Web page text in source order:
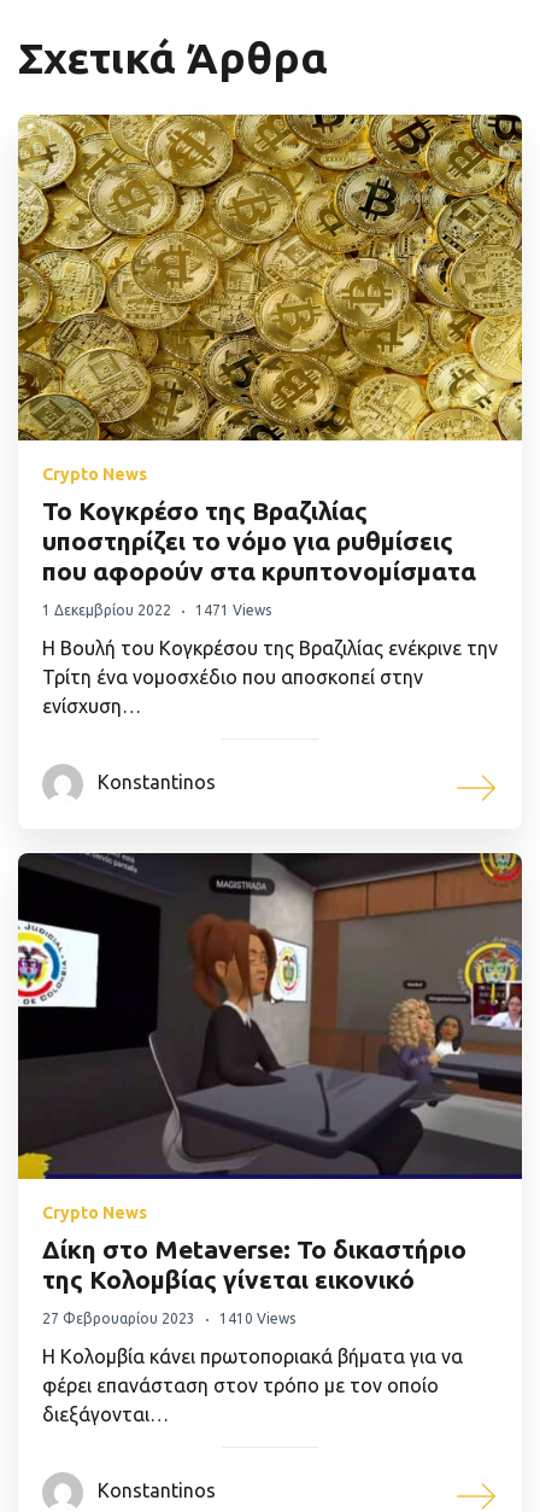
Σχετικά Άρθρα
Crypto News
Το Κογκρέσο της Βραζιλίας
υποστηρίζει το νόμο για ρυθμίσεις
που αφορούν στα κρυπτονομίσματα
1 Δεκεμβρίου 2022 1471 Views
Η Βουλή του Κογκρέσου της Βραζιλίας ενέκρινε την
Τρίτη ένα νομοσχέδιο που αποσκοπεί στην
ενίσχυση…
Konstantinos
Crypto News
Δίκη στο Metaverse: Το δικαστήριο
της Κολομβίας γίνεται εικονικό
27 Φεβρουαρίου 2023 1410 Views
Η Κολομβία κάνει πρωτοποριακά βήματα για να
φέρει επανάσταση στον τρόπο με τον οποίο
διεξάγονται…
Konstantinos